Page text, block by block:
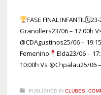
FASE FINAL
Granollers23/06 – 17:00h
@CDAgustinos25/06 –
Femenino
Elda23/06 –
10:00h Vs @Chpalau25/06
PUBLISHED IN CLUBES